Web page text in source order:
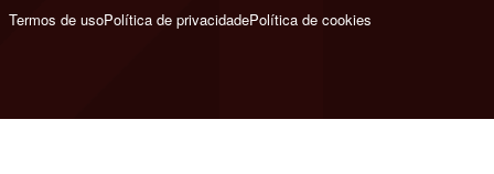
Termos de usoPolítica de privacidadePolítica de cookies